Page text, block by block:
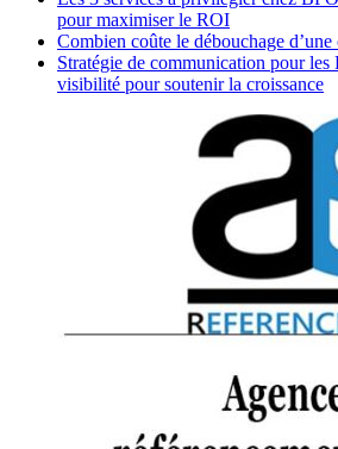
pour maximiser le ROI
Combien coûte le débouchage d’une
Stratégie de communication pour les
visibilité pour soutenir la croissance